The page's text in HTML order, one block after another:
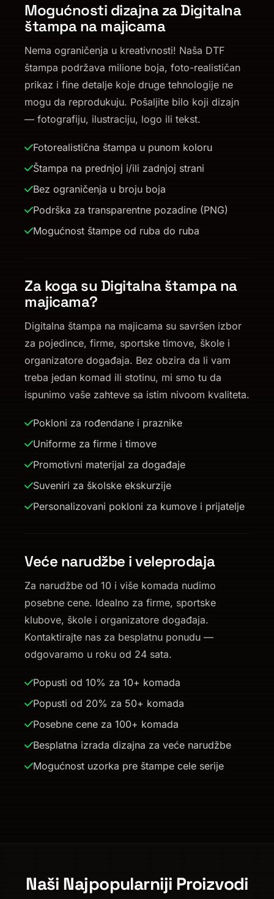
Mogućnosti dizajna za Digitalna
štampa na majicama
Nema ograničenja u kreativnosti! Naša DTF
štampa podržava milione boja, foto-realističan
prikaz i fine detalje koje druge tehnologije ne
mogu da reprodukuju. Pošaljite bilo koji dizajn
— fotografiju, ilustraciju, logo ili tekst.
Fotorealistična štampa u punom koloru
Štampa na prednjoj i/ili zadnjoj strani
Bez ograničenja u broju boja
Podrška za transparentne pozadine (PNG)
Mogućnost štampe od ruba do ruba
Za koga su Digitalna štampa na
majicama?
Digitalna štampa na majicama su savršen izbor
za pojedince, firme, sportske timove, škole i
organizatore događaja. Bez obzira da li vam
treba jedan komad ili stotinu, mi smo tu da
ispunimo vaše zahteve sa istim nivoom kvaliteta.
Pokloni za rođendane i praznike
Uniforme za firme i timove
Promotivni materijal za događaje
Suveniri za školske ekskurzije
Personalizovani pokloni za kumove i prijatelje
Veće narudžbe i veleprodaja
Za narudžbe od 10 i više komada nudimo
posebne cene. Idealno za firme, sportske
klubove, škole i organizatore događaja.
Kontaktirajte nas za besplatnu ponudu —
odgovaramo u roku od 24 sata.
Popusti od 10% za 10+ komada
Popusti od 20% za 50+ komada
Posebne cene za 100+ komada
Besplatna izrada dizajna za veće narudžbe
Mogućnost uzorka pre štampe cele serije
Naši Najpopularniji Proizvodi